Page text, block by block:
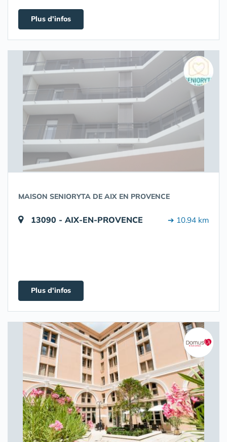
Plus d'infos
MAISON SENIORYTA DE AIX EN PROVENCE
13090 - AIX-EN-PROVENCE ➔ 10.94 km
Plus d'infos